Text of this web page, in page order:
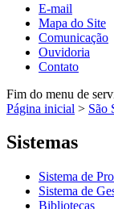
E-mail
Mapa do Site
Comunicação
Ouvidoria
Contato
Fim do menu de
Página inicial > São
Sistemas
Sistema de
Sistema de
Bibliotecas